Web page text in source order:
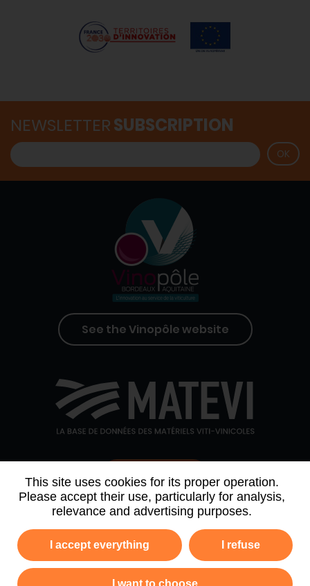
This site uses cookies for its proper operation.
Please accept their use, particularly for analysis,
relevance and advertising purposes.
I accept everything I refuse
I want to choose
NEWSLETTERSUBSCRIPTION
See the Vinopôle website
Contact us
WHO WE ARE AGENDA
PARTNERS
NEWSLETTER ARCHIVE